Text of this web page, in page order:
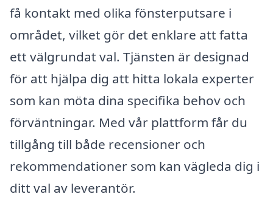
få kontakt med olika fönsterputsare i
området, vilket gör det enklare att fatta
ett välgrundat val. Tjänsten är designad
för att hjälpa dig att hitta lokala experter
som kan möta dina specifika behov och
förväntningar. Med vår plattform får du
tillgång till både recensioner och
rekommendationer som kan vägleda dig i
ditt val av leverantör.